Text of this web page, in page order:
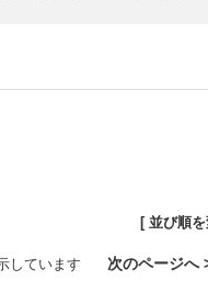
[ 並び順
しています 次のページへ